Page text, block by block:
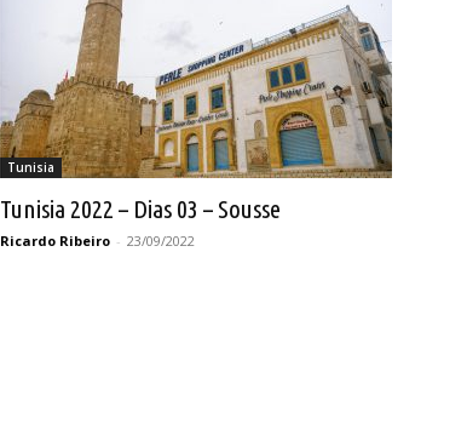
Tunisia
Tunisia 2022 – Dias 03 – Sousse
Ricardo Ribeiro - 23/09/2022